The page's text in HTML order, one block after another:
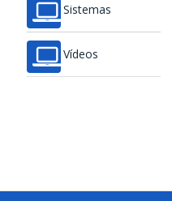
Sistemas
Vídeos